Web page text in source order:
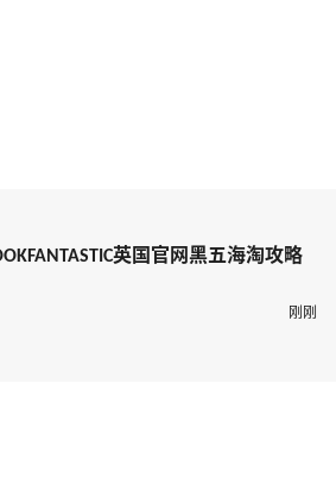
英国官网黑五海淘攻略
刚刚